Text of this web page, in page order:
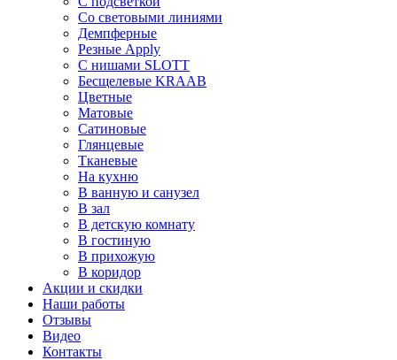
Со световыми линиями
Демпферные
Резные Apply
С нишами SLOTT
Бесщелевые KRAAB
Цветные
Матовые
Сатиновые
Глянцевые
Тканевые
На кухню
В ванную и санузел
В зал
В детскую комнату
В гостиную
В прихожую
В коридор
Акции и скидки
Наши работы
Отзывы
Видео
Контакты